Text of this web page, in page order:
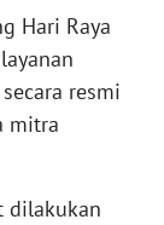
Hari Raya
resmi
mitra
dilakukan